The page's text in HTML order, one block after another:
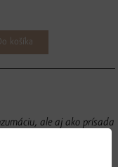
ale aj ako prísada
preto je cítiť v každom